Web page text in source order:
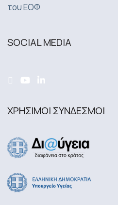
του ΕΟΦ
SOCIAL MEDIA
ΧΡΗΣΙΜΟΙ ΣΥΝΔΕΣΜΟΙ